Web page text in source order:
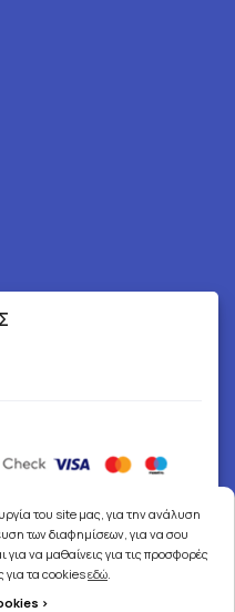
του site μας, για την ανάλυση
των διαφημίσεων, για να σου
να μαθαίνεις για τις προσφορές
για τα cookiesεδώ.
>